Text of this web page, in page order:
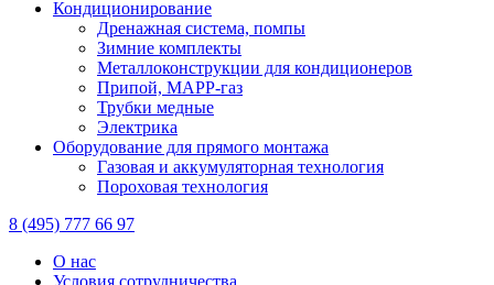
Кондиционирование
Дренажная система, помпы
Зимние комплекты
Металлоконструкции для кондиционеров
Припой, МАРР-газ
Трубки медные
Электрика
Оборудование для прямого монтажа
Газовая и аккумуляторная технология
Пороховая технология
8 (495) 777 66 97
О нас
Условия сотрудничества